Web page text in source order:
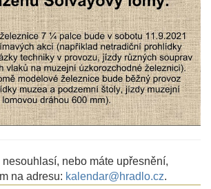
nebo máte upřesnění,
na adresu: kalendar@hradlo.cz.